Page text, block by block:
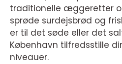
traditionelle æggeretter
sprøde surdejsbrød og
er til det søde eller det
København tilfredsstille
niveauer.